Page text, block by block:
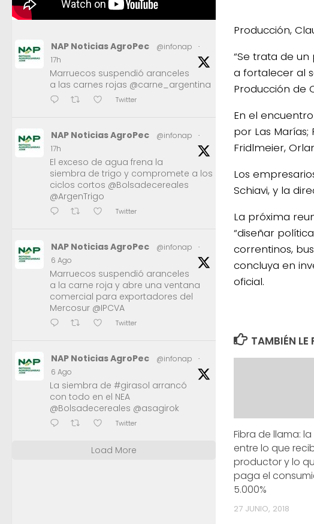
Producción,
“Se trata de
a fortalecer al
Producción de
En el
por Las
Fridlmeier,
Los
Schiavi, y la
La próxima
“diseñar
correntinos,
concluya en
oficial.
TAMBIÉN LE
Fibra de llama:
entre lo que
productor y lo
paga el
5.000%
27 JUNIO, 2018
NAP Noticias AgroPec @infonap
·
17h
Marruecos suspendió aranceles
a las carnes rojas @carne_argentina
Twitter
NAP Noticias AgroPec @infonap
·
17h
El exceso de agua frena la
siembra de trigo y compromete a los
ciclos cortos @Bolsadecereales
@ArgenTrigo
Twitter
NAP Noticias AgroPec @infonap
·
6 Ago
Marruecos suspendió aranceles
a la carne roja y abre una ventana
comercial para exportadores del
Mercosur @IPCVA
Twitter
NAP Noticias AgroPec @infonap
·
6 Ago
La siembra de #girasol arrancó
con todo en el NEA
@Bolsadecereales @asagirok
Twitter
Load More